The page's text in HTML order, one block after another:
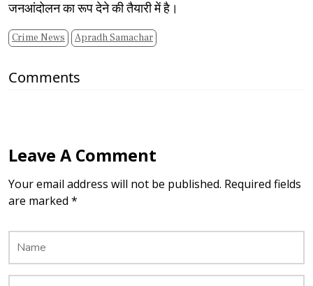
जनआंदोलन का रूप देने की तैयारी में है।
Crime News Apradh Samachar
Comments
Leave A Comment
Your email address will not be published. Required fields
are marked *